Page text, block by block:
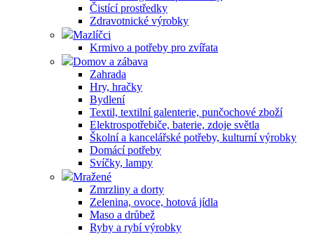
Čistící prostředky
Zdravotnické výrobky
Mazlíčci
Krmivo a potřeby pro zvířata
Domov a zábava
Zahrada
Hry, hračky
Bydlení
Textil, textilní galenterie, punčochové zboží
Elektrospotřebiče, baterie, zdoje světla
Školní a kancelářské potřeby, kulturní výrobky
Domácí potřeby
Svíčky, lampy
Mražené
Zmrzliny a dorty
Zelenina, ovoce, hotová jídla
Maso a drůbež
Ryby a rybí výrobky